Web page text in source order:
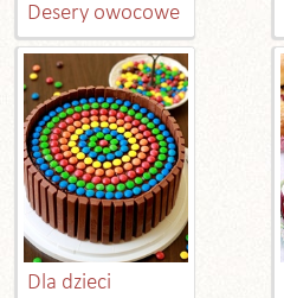
Desery owocowe
Dla dzieci